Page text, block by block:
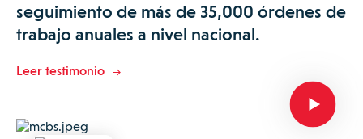
seguimiento de más de 35,000 órdenes de
trabajo anuales a nivel nacional.
Leer testimonio